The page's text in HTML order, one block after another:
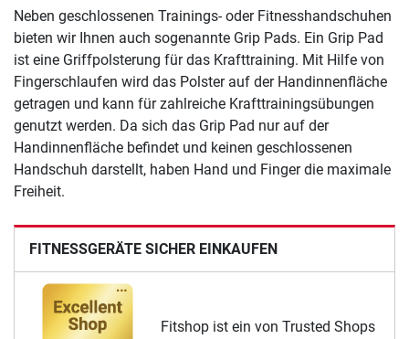
FITNESSGERÄTE SICHER EINKAUFEN
Fitshop ist ein von Trusted Shops
Neben geschlossenen Trainings- oder Fitnesshandschuhen
bieten wir Ihnen auch sogenannte Grip Pads. Ein Grip Pad
ist eine Griffpolsterung für das Krafttraining. Mit Hilfe von
Fingerschlaufen wird das Polster auf der Handinnenfläche
getragen und kann für zahlreiche Krafttrainingsübungen
genutzt werden. Da sich das Grip Pad nur auf der
Handinnenfläche befindet und keinen geschlossenen
Handschuh darstellt, haben Hand und Finger die maximale
Freiheit.